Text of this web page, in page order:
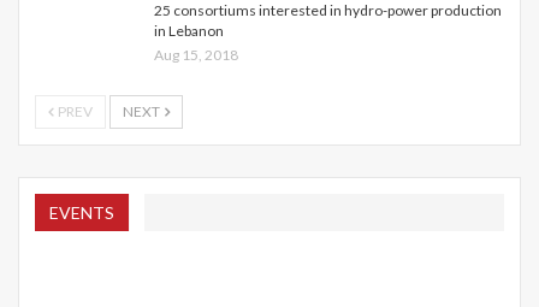
25 consortiums interested in hydro-power production
in Lebanon
Aug 15, 2018
PREV NEXT
EVENTS